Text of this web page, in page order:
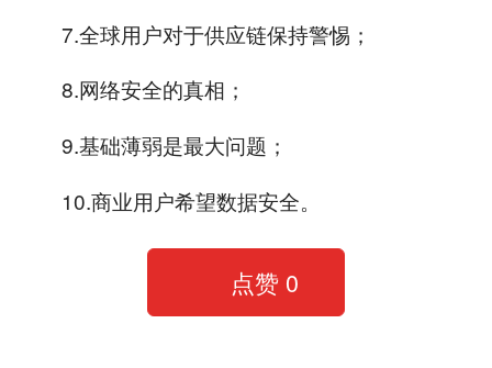
7.全球用户对于供应链保持警惕；
8.网络安全的真相；
9.基础薄弱是最大问题；
10.商业用户希望数据安全。
点赞 0